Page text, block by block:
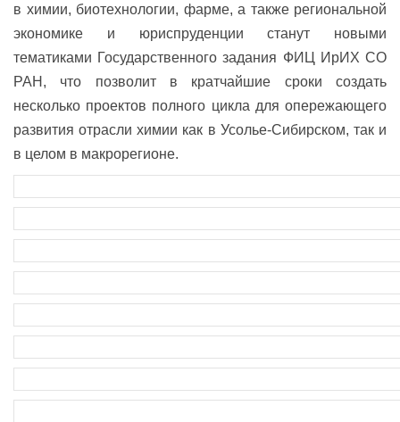
в химии, биотехнологии, фарме, а также региональной
экономике и юриспруденции станут новыми
тематиками Государственного задания ФИЦ ИрИХ СО
РАН, что позволит в кратчайшие сроки создать
несколько проектов полного цикла для опережающего
развития отрасли химии как в Усолье-Сибирском, так и
в целом в макрорегионе.